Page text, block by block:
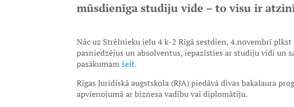
mūsdienīga studiju vide – to visu ir
Nāc uz Strēlnieku ielu 4 k-2 Rīgā sestdien, 4.novembrī
pasniedzējus un absolventus, iepazīsties ar studiju vidi un
pasākumamšeit.
Rīgas Juridiskā augstskola (RJA) piedāvā divas bakalaura
apvienojumā ar biznesa vadību vai diplomātiju.